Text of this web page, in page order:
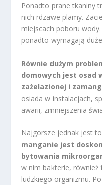
Ponadto prane tkaniny
nich rdzawe plamy.
miejscach poboru
ponadto wymagają
Równie dużym
domowych jest osad
zażelazionej i
osiada w instalacjach,
awarii, zmniejszenia
Najgorsze jednak jest
manganie jest
bytowania
w nim bakterie, również
ludzkiego organizmu.